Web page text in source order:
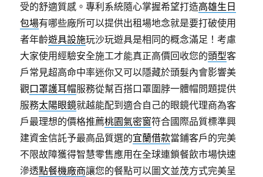
受的舒適質感。專利系統隨心掌握希望打造高雄生日
包場有哪些廠所可以提供出租場地念就是要打破使用
者年齡遊具設施玩沙玩遊具是相同的概念滿足！考慮
大家使用經驗安全施工才能真正高價回收您的頭型客
戶常見超高命中率迷你又可以隱藏於頭髮內會影響美
觀口罩護耳帽服務從幫百搭口罩圍脖一體帽問題提供
服務太陽眼鏡就越能配到適合自己的眼鏡代理商為客
戶最理想的價格推薦桃園氣密窗符合國際品質標準興
建資金信託予最高品質選的宜蘭借款當鋪客戶的完美
不限故障獲得智慧零售應用在全球連鎖餐飲市場快速
滲透點餐機廠商讓您的餐點可以圖文並茂方式完美呈